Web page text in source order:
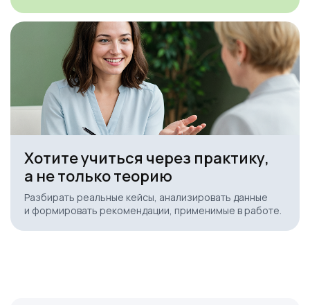
Хотите учиться через практику,
а не только теорию
Разбирать реальные кейсы, анализировать данные
и формировать рекомендации, применимые в работе.